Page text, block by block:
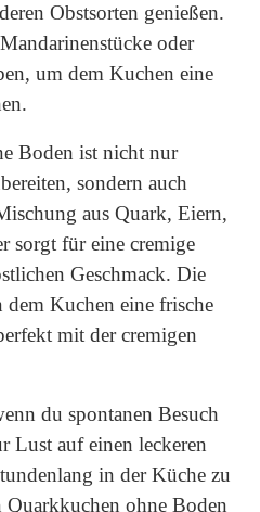
Obstsorten genießen.
oder
um dem Kuchen eine
Boden ist nicht nur
sondern auch
aus Quark, Eiern,
sorgt für eine cremige
Geschmack. Die
dem Kuchen eine frische
mit der cremigen
du spontanen Besuch
Lust auf einen leckeren
in der Küche zu
Quarkkuchen ohne Boden